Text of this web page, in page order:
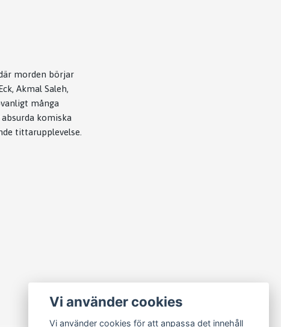
morden börjar
Akmal Saleh,
många
komiska
tittarupplevelse.
Vi använder cookies
Vi använder cookies för att anpassa det innehåll